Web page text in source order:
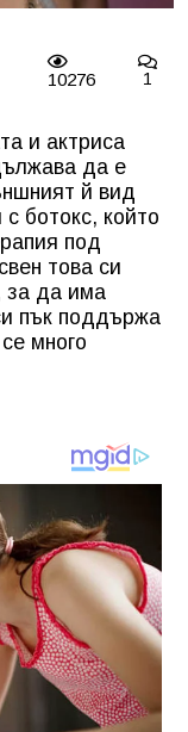
10276 1
и актриса
да е
й вид
ботокс, който
под
това си
за да има
пък поддържа
много